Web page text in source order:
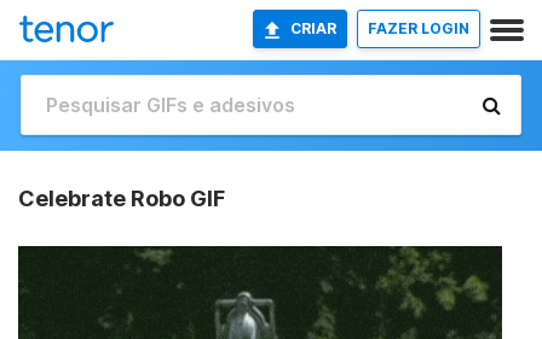
CRIAR FAZER LOGIN
Celebrate Robo GIF